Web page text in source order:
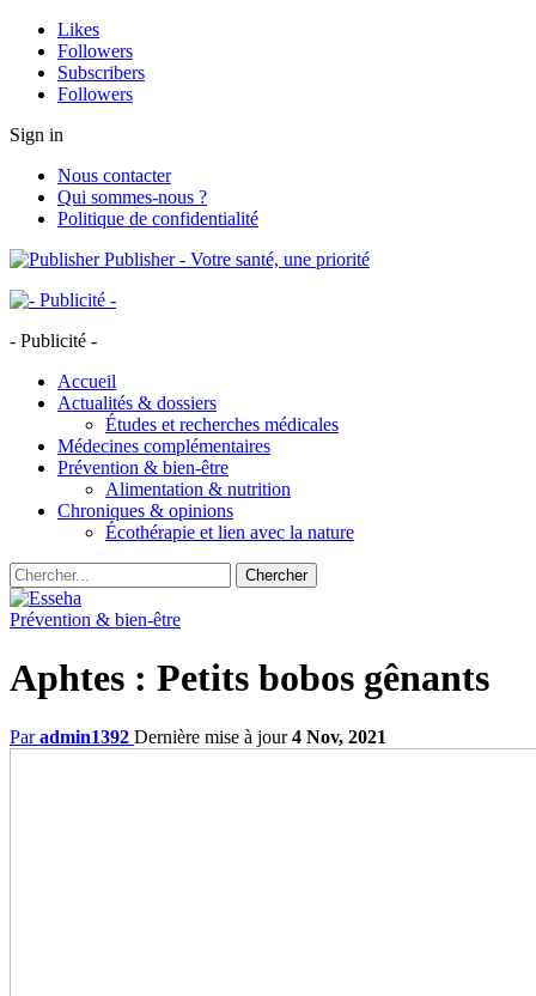
Likes
Followers
Subscribers
Followers
Sign in
Nous contacter
Qui sommes-nous ?
Politique de confidentialité
Publisher - Votre santé, une priorité
- Publicité -
Accueil
Actualités & dossiers
Études et recherches médicales
Médecines complémentaires
Prévention & bien-être
Alimentation & nutrition
Chroniques & opinions
Écothérapie et lien avec la nature
Prévention & bien-être
Aphtes : Petits bobos gênants
Paradmin1392 Dernière mise à jour4 Nov, 2021